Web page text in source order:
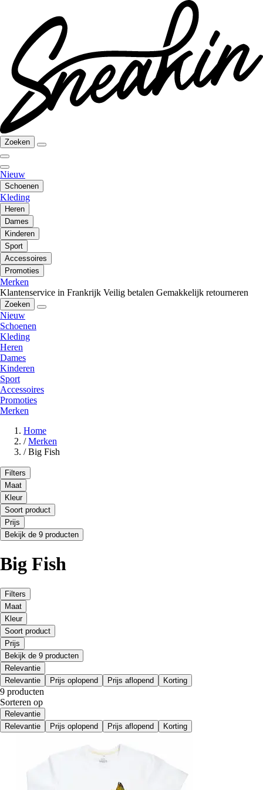
Zoeken
Nieuw
Schoenen
Kleding
Heren
Dames
Kinderen
Sport
Accessoires
Promoties
Merken
Klantenservice in Frankrijk Veilig betalen Gemakkelijk retourneren
Zoeken
Nieuw
Schoenen
Kleding
Heren
Dames
Kinderen
Sport
Accessoires
Promoties
Merken
Home
/ Merken
/ Big Fish
Filters
Maat
Kleur
Soort product
Prijs
Bekijk de 9 producten
Big Fish
Filters
Maat
Kleur
Soort product
Prijs
Bekijk de 9 producten
Relevantie
Relevantie
Prijs oplopend Prijs aflopend Korting
9 producten
Sorteren op
Relevantie
Relevantie
Prijs oplopend Prijs aflopend Korting